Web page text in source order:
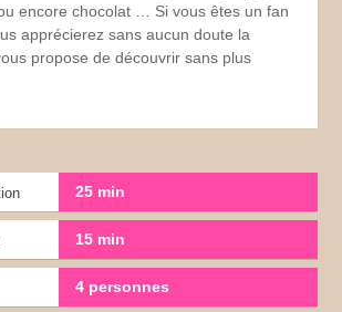
encore chocolat … Si vous êtes un fan
apprécierez sans aucun doute la
propose de découvrir sans plus
25 min
15 min
4 personnes